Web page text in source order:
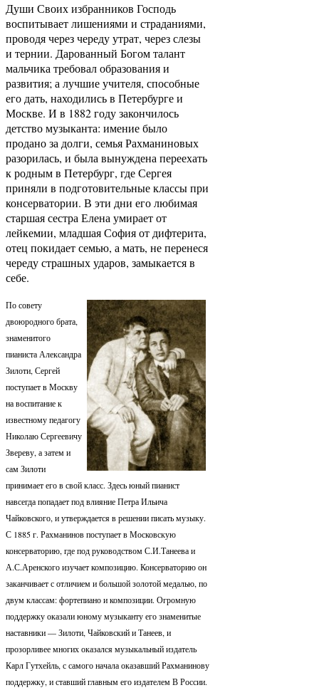
Души Своих избранников Господь
воспитывает лишениями и страданиями,
проводя через череду утрат, через слезы
и тернии. Дарованный Богом талант
мальчика требовал образования и
развития; а лучшие учителя, способные
его дать, находились в Петербурге и
Москве. И в 1882 году закончилось
детство музыканта: имение было
продано за долги, семья Рахманиновых
разорилась, и была вынуждена переехать
к родным в Петербург, где Сергея
приняли в подготовительные классы при
консерватории. В эти дни его любимая
старшая сестра Елена умирает от
лейкемии, младшая София от дифтерита,
отец покидает семью, а мать, не перенеся
череду страшных ударов, замыкается в
себе.
По совету
двоюродного брата,
знаменитого
пианиста Александра
Зилоти, Сергей
поступает в Москву
на воспитание к
известному педагогу
Николаю Сергеевичу
Звереву, а затем и
сам Зилоти
принимает его в свой класс. Здесь юный пианист
навсегда попадает под влияние Петра Ильича
Чайковского, и утверждается в решении писать музыку.
С 1885 г. Рахманинов поступает в Московскую
консерваторию, где под руководством С.И.Танеева и
А.С.Аренского изучает композицию. Консерваторию он
заканчивает с отличием и большой золотой медалью, по
двум классам: фортепиано и композиции. Огромную
поддержку оказали юному музыканту его знаменитые
наставники — Зилоти, Чайковский и Танеев, и
прозорливее многих оказался музыкальный издатель
Карл Гутхейль, с самого начала оказавший Рахманинову
поддержку, и ставший главным его издателем В России.